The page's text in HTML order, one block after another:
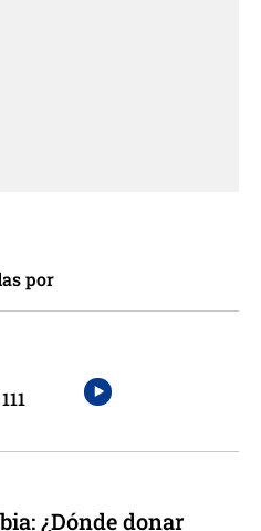
por
¿Dónde donar